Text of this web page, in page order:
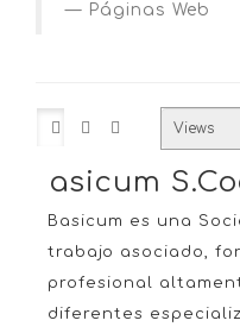
Páginas Web
Basicum
Basicum es una
trabajo asociado,
profesional
diferentes